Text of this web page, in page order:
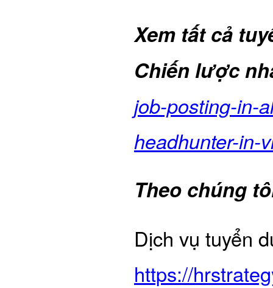
Xem tất cả
Chiến lược
job-posting-in-
headhunter-in-
Theo chúng
Dịch vụ tuyển
https://